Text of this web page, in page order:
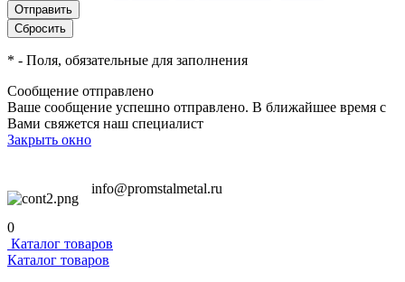
* - Поля, обязательные для заполнения
Сообщение отправлено
Ваше сообщение успешно отправлено. В ближайшее время с
Вами свяжется наш специалист
Закрыть окно
info@promstalmetal.ru
0
Каталог товаров
Каталог товаров